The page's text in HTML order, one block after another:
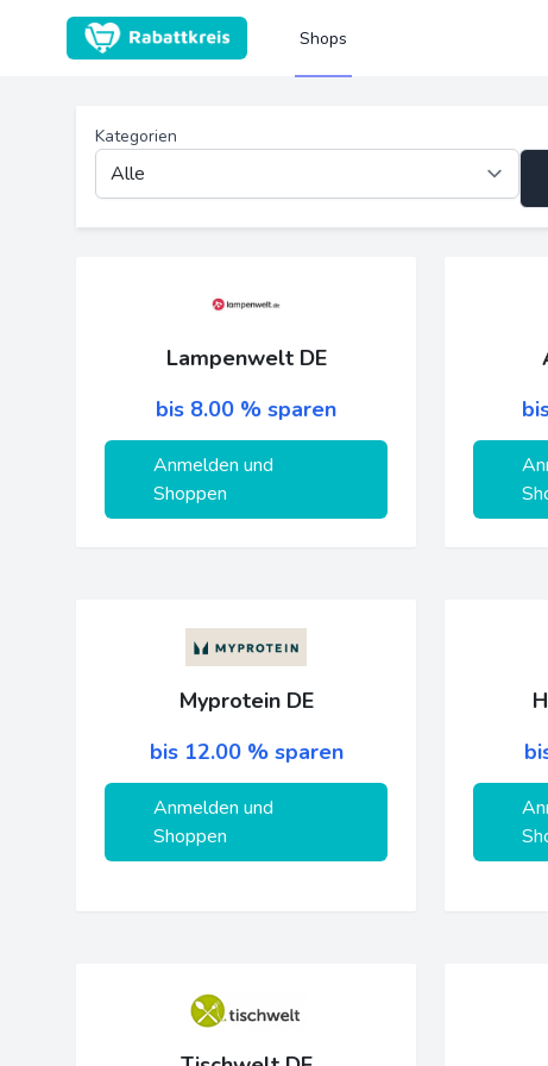
Shops
Kategorien
Lampenwelt DE
bis 8.00 % sparen
Anmelden und
Shoppen
Myprotein DE
bis 12.00 % sparen
Anmelden und
Shoppen